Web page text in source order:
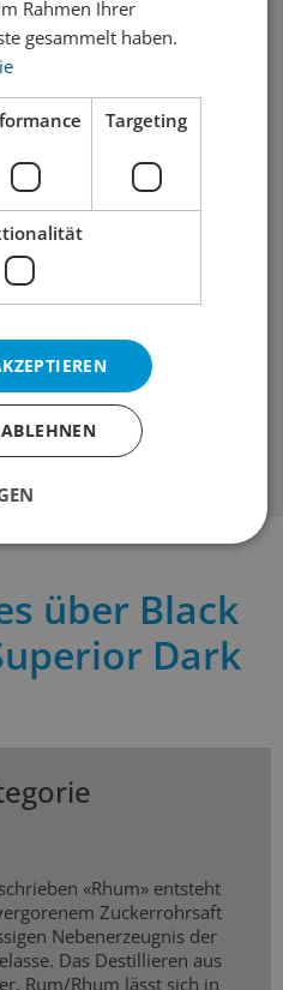
inkl. MWST
Inhalt:
51.00
inkl. MWST
Inhalt:
über Black
Dark
«Rhum» entsteht
Zuckerrohrsaft
Nebenerzeugnis der
Das Destillieren aus
Rum/Rhum lässt sich in
Rahmen Ihrer
gesammelt haben.
Targeting